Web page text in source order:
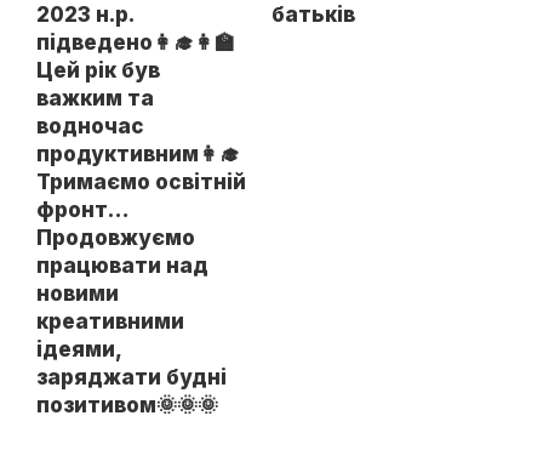
2023 н.р.
підведено👩‍🎓👩‍🏫
Цей рік був
важким та
водночас
продуктивним👩‍🎓
Тримаємо освітній
фронт…
Продовжуємо
працювати над
новими
креативними
ідеями,
заряджати будні
позитивом🌞🌞🌞
батьків